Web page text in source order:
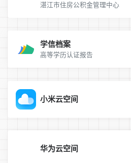
湛江市住房公积金管理中心
学信档案
高等学历认证报告
小米云空间
华为云空间